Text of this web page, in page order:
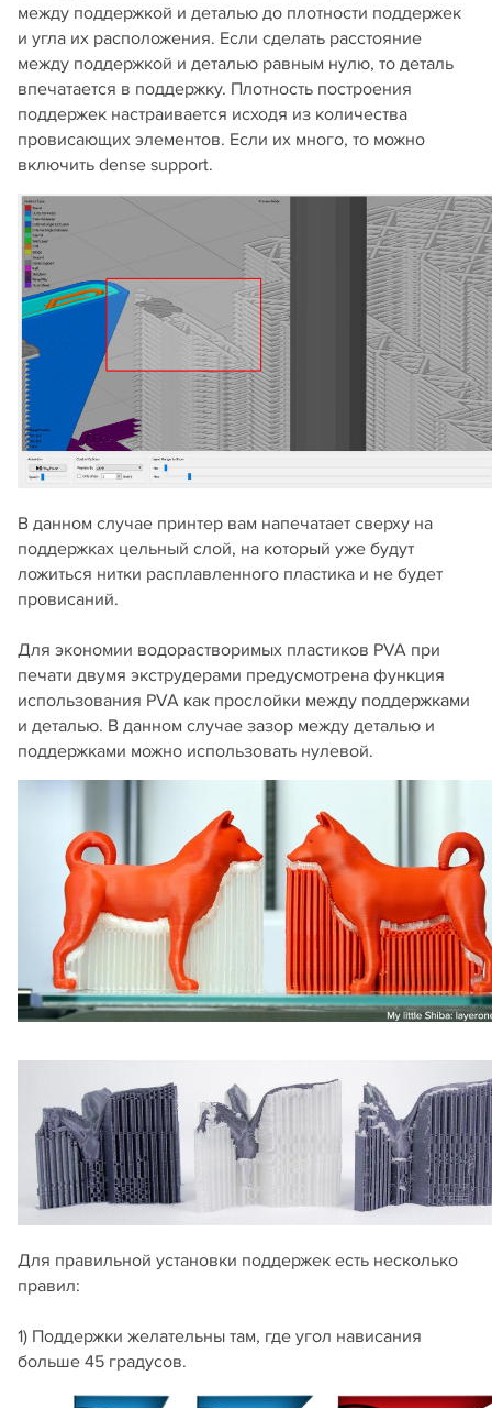
между поддержкой и деталью до плотности поддержек
и угла их расположения. Если сделать расстояние
между поддержкой и деталью равным нулю, то деталь
впечатается в поддержку. Плотность построения
поддержек настраивается исходя из количества
провисающих элементов. Если их много, то можно
включить dense support.
В данном случае принтер вам напечатает сверху на
поддержках цельный слой, на который уже будут
ложиться нитки расплавленного пластика и не будет
провисаний.
Для экономии водорастворимых пластиков PVA при
печати двумя экструдерами предусмотрена функция
использования PVA как прослойки между поддержками
и деталью. В данном случае зазор между деталью и
поддержками можно использовать нулевой.
Для правильной установки поддержек есть несколько
правил:
1) Поддержки желательны там, где угол нависания
больше 45 градусов.